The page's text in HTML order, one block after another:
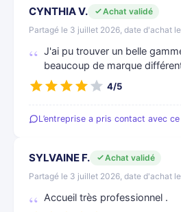
CYNTHIA V.
Achat validé
Partagé le 3 juillet 2026, date d'achat
J'ai pu trouver un belle
beaucoup de marque
4/5
L’entreprise a pris contact avec
SYLVAINE F.
Achat validé
Partagé le 3 juillet 2026, date d'achat
Accueil très professionnel .